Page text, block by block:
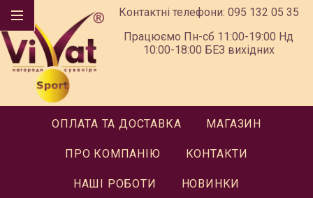
Контактні телефони: 095 132 05 35
Працюємо Пн-сб 11:00-19:00 Нд
10:00-18:00 БЕЗ вихідних
ОПЛАТА ТА ДОСТАВКА МАГАЗИН
ПРО КОМПАНІЮ КОНТАКТИ
НАШІ РОБОТИ НОВИНКИ